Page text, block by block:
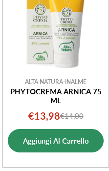
ALTA NATURA-INALME
PHYTOCREMA ARNICA 75
ML
Prezzo
di
vendita
€13,98Prezzo
normale
€14,00
Aggiungi Al Carrello